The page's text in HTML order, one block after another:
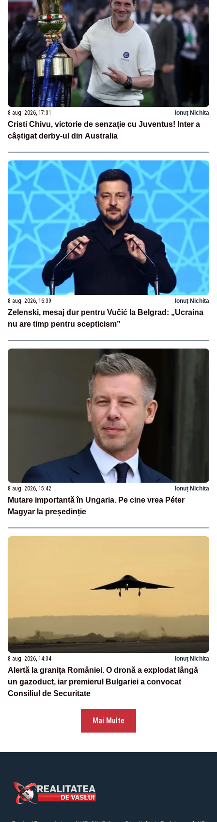
8 aug. 2026, 17:31 Ionuț Nichita
Cristi Chivu, victorie de senzație cu Juventus! Inter a
câștigat derby-ul din Australia
8 aug. 2026, 16:39 Ionuț Nichita
Zelenski, mesaj dur pentru Vučić la Belgrad: „Ucraina
nu are timp pentru scepticism”
8 aug. 2026, 15:42 Ionuț Nichita
Mutare importantă în Ungaria. Pe cine vrea Péter
Magyar la președinție
8 aug. 2026, 14:34 Ionuț Nichita
Alertă la granița României. O dronă a explodat lângă
un gazoduct, iar premierul Bulgariei a convocat
Consiliul de Securitate
Mai Multe